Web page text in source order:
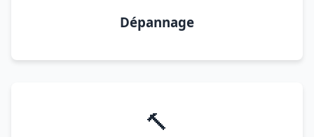
Dépannage
🔨